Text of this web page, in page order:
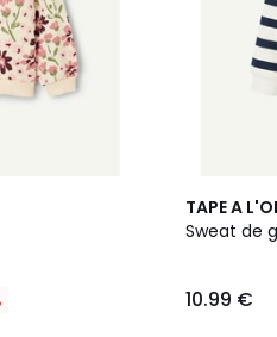
TAPE A
Sweat de
10.99 €